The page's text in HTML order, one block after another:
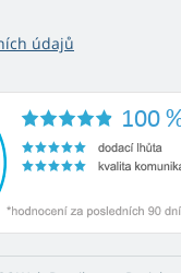
údajů